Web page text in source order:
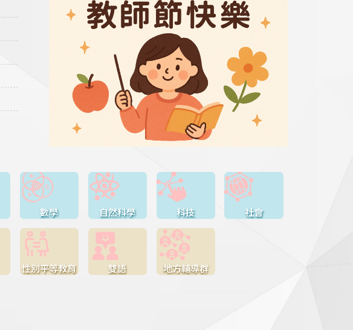
數學 自然科學 科技 社會
性別平等教育 雙語 地方輔導群